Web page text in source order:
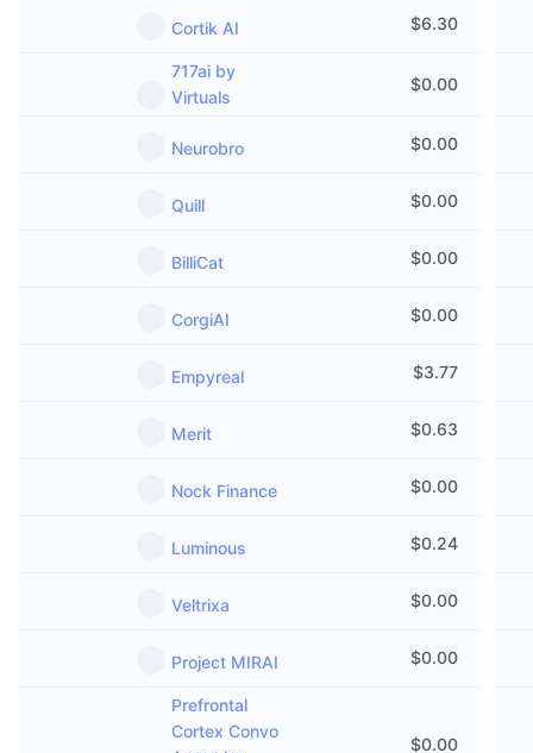
Cortik AI $6.30
717ai by
Virtuals
$0.00
Neurobro $0.00
Quill $0.00
BilliCat $0.00
CorgiAI $0.00
Empyreal $3.77
Merit $0.63
Nock Finance $0.00
Luminous $0.24
Veltrixa $0.00
Project MIRAI $0.00
Prefrontal
Cortex Convo
$0.00